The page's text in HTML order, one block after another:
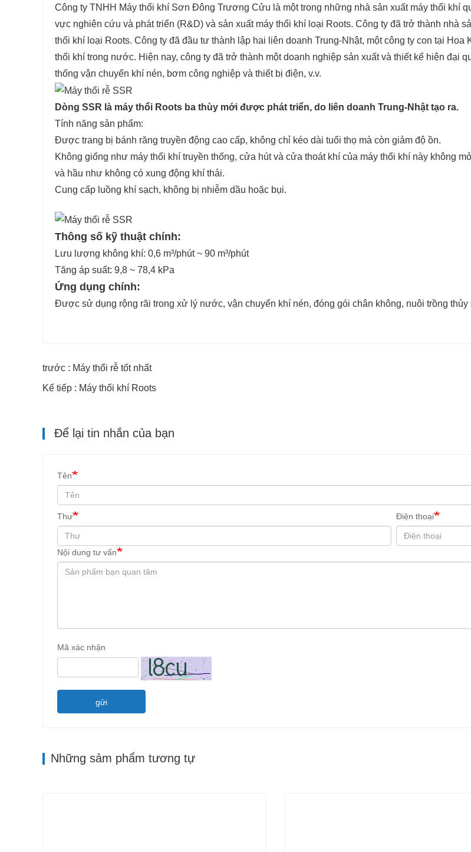
Công ty TNHH Máy thổi khí Sơn Đông Trương Cửu là một trong những nhà sản xuất máy thổi khí
vực nghiên cứu và phát triển (R&D) và sản xuất máy thổi khí loại Roots. Công ty đã trở thành nhà
thổi khí loại Roots. Công ty đã đầu tư thành lập hai liên doanh Trung-Nhật, một công ty con tại
thổi khí trong nước. Hiện nay, công ty đã trở thành một doanh nghiệp sản xuất và thiết kế hiện đại
thống vận chuyển khí nén, bơm công nghiệp và thiết bị điện, v.v.
Dòng SSR là máy thổi Roots ba thùy mới được phát triển, do liên doanh Trung-Nhật tạo ra.
Tính năng sản phẩm:
Được trang bị bánh răng truyền động cao cấp, không chỉ kéo dài tuổi thọ mà còn giảm độ ồn.
Không giống như máy thổi khí truyền thống, cửa hút và cửa thoát khí của máy thổi khí này không
và hầu như không có xung động khí thải.
Cung cấp luồng khí sạch, không bị nhiễm dầu hoặc bụi.
Thông số kỹ thuật chính:
Lưu lượng không khí: 0,6 m³/phút ~ 90 m³/phút
Tăng áp suất: 9,8 ~ 78,4 kPa
Ứng dụng chính:
Được sử dụng rộng rãi trong xử lý nước, vận chuyển khí nén, đóng gói chân không, nuôi trồng thủy
trước : Máy thổi rễ tốt nhất
Kế tiếp : Máy thổi khí Roots
Để lại tin nhắn của bạn
Tên
Thư Điện thoại
Nội dung tư vấn
Mã xác nhận
gửi
Những sảm phẩm tương tự